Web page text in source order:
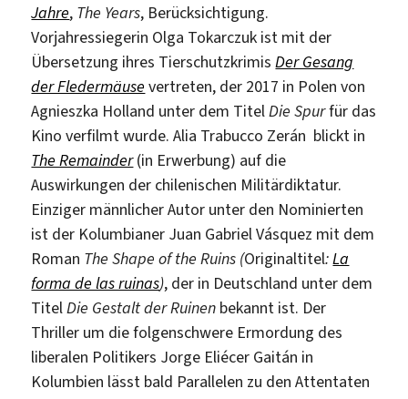
Jahre, The Years, Berücksichtigung.
Vorjahressiegerin Olga Tokarczuk ist mit der
Übersetzung ihres TierschutzkrimisDer Gesang
der Fledermäuse vertreten, der 2017 in Polen von
Agnieszka Holland unter dem TitelDie Spurfür das
Kino verfilmt wurde. Alia Trabucco Zerán blickt in
The Remainder(in Erwerbung) auf die
Auswirkungen der chilenischen Militärdiktatur.
Einziger männlicher Autor unter den Nominierten
ist der Kolumbianer Juan Gabriel Vásquez mit dem
Roman The Shape of the Ruins (Originaltitel:La
forma de las ruinas), der in Deutschland unter dem
TitelDie Gestalt der Ruinen bekannt ist. Der
Thriller um die folgenschwere Ermordung des
liberalen Politikers Jorge Eliécer Gaitán in
Kolumbien lässt bald Parallelen zu den Attentaten